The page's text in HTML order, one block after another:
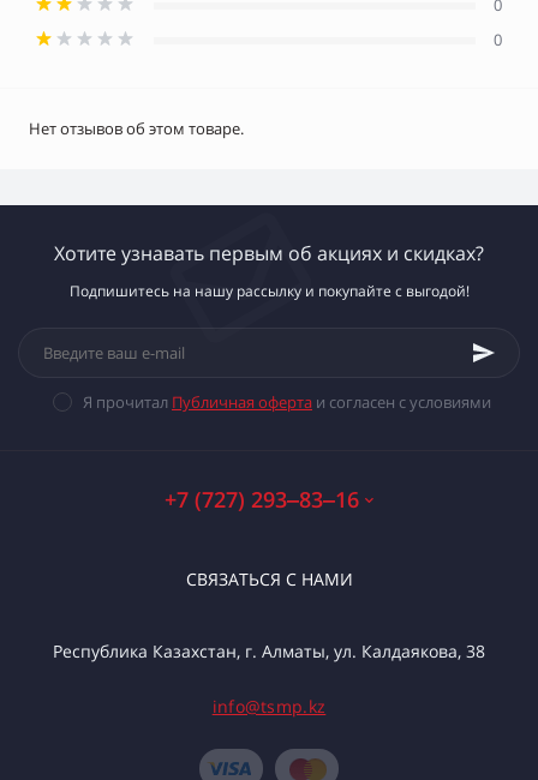
0
0
Нет отзывов об этом товаре.
Хотите узнавать первым об акциях и скидках?
Подпишитесь на нашу рассылку и покупайте с выгодой!
Я прочитал Публичная оферта и согласен с условиями
+7 (727) 293‒83‒16
СВЯЗАТЬСЯ С НАМИ
Республика Казахстан, г. Алматы, ул. Калдаякова, 38
info@tsmp.kz